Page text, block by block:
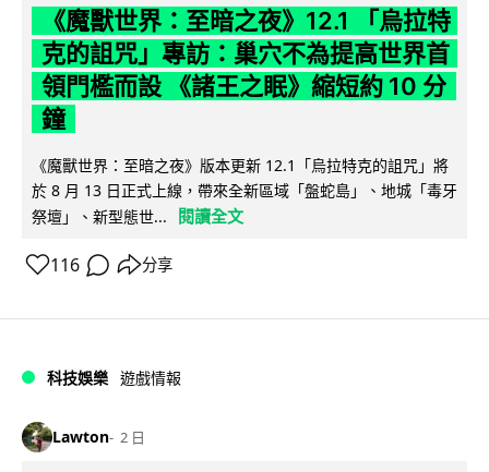
《魔獸世界：至暗之夜》12.1 「烏拉特
克的詛咒」專訪：巢穴不為提高世界首
領門檻而設 《諸王之眠》縮短約 10 分
鐘
《魔獸世界：至暗之夜》版本更新 12.1「烏拉特克的詛咒」將
於 8 月 13 日正式上線，帶來全新區域「盤蛇島」、地城「毒牙
祭壇」、新型態世...
閱讀全文
116 分享
科技娛樂 遊戲情報
Lawton 2 日